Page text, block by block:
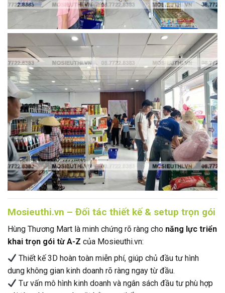
Mosieuthi.vn – Đối tác thiết kế & setup trọn gói
Hùng Thương Mart là minh chứng rõ ràng cho năng lực triển
khai trọn gói từ A-Z của Mosieuthi.vn:
Thiết kế 3D hoàn toàn miễn phí, giúp chủ đầu tư hình
dung không gian kinh doanh rõ ràng ngay từ đầu.
Tư vấn mô hình kinh doanh và ngân sách đầu tư phù hợp